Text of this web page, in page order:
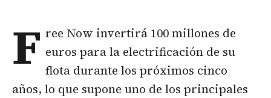
F ree Now invertirá 100 millones de
euros para la electrificación de su
flota durante los próximos cinco
años, lo que supone uno de los principales